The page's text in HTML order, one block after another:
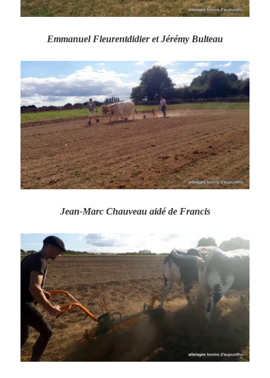
Emmanuel Fleurentdidier et Jérémy Bulteau
Jean-Marc Chauveau aidé de Francis